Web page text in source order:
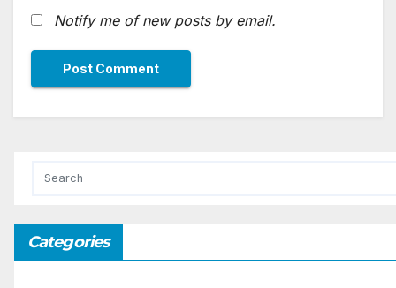
Notify me of new posts by email.
Categories